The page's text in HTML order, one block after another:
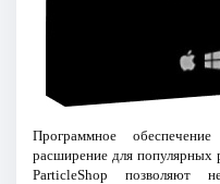
Программное
расширение для популярных
ParticleShop позволяют